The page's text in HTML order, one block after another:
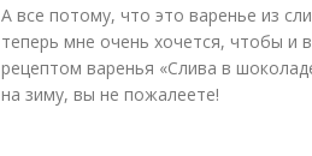
А все потому, что это варенье из
теперь мне очень хочется, чтобы и
рецептом варенья «Слива в
на зиму, вы не пожалеете!